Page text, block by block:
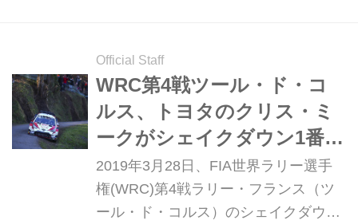
Official Staff
WRC第4戦ツール・ド・コ
ルス、トヨタのクリス・ミ
ークがシェイクダウン1番時
計をマーク【モータースポ
ーツ】
2019年3月28日、FIA世界ラリー選手
権(WRC)第4戦ラリー・フランス（ツ
ール・ド・コルス）のシェイクダウン